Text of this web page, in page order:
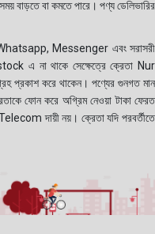
বাড়তে বা কমতে পারে। পণ্য ডেলিভারির
Whatsapp, Messenger এবং সরাসরী
এ না থাকে সেক্ষেত্রে ক্রেতা Nur
প্রকাশ করে থাকেন। পণ্যের গুনগত মান
ফোন করে অগ্রিম নেওয়া টাকা ফেরত
দায়ী নয়। ক্রেতা যদি পরবর্তীতে